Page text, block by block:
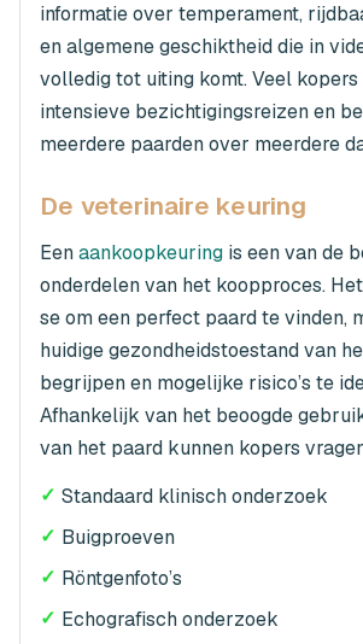
informatie over temperament,
en algemene geschiktheid die in
volledig tot uiting komt. Veel kopers
intensieve bezichtigingsreizen en
meerdere paarden over meerdere
De veterinaire keuring
Eenaankoopkeuring is een van de
onderdelen van het koopproces.
se om een perfect paard te vinden,
huidige gezondheidstoestand van
begrijpen en mogelijke risico’s te
Afhankelijk van het beoogde
van het paard kunnen kopers
✓ Standaard klinisch onderzoek
✓ Buigproeven
✓ Röntgenfoto’s
✓ Echografisch onderzoek